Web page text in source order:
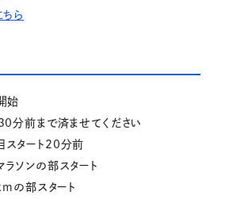
ら
始
分前まで済ませてください
タート20分前
ソンの部スタート
部スタート